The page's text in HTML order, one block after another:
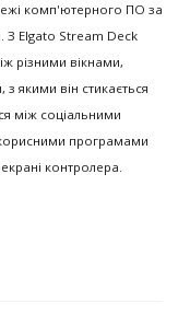
комп'ютерного ПО за
З Elgato Stream Deck
різними вікнами,
якими він стикається
між соціальними
програмами
контролера.